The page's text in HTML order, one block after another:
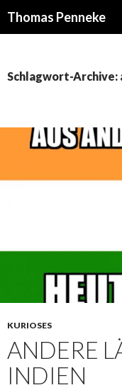
Thomas Penneke
Schlagwort-Archive:
KURIOSES
ANDERE
INDIEN